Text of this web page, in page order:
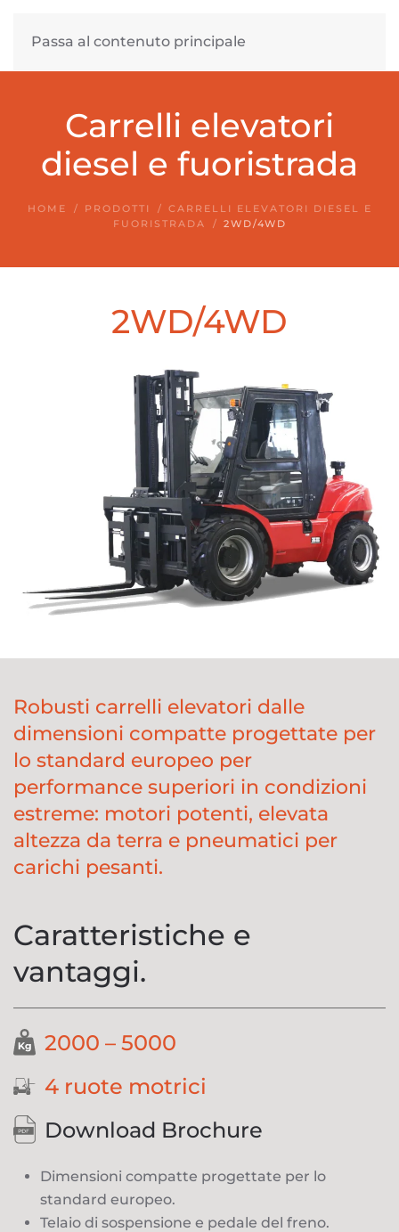
Passa al contenuto principale
Carrelli elevatori
diesel e fuoristrada
HOME PRODOTTI
CARRELLI ELEVATORI DIESEL E
FUORISTRADA
2WD/4WD
2WD/4WD
Robusti carrelli elevatori dalle
dimensioni compatte progettate per
lo standard europeo per
performance superiori in condizioni
estreme: motori potenti, elevata
altezza da terra e pneumatici per
carichi pesanti.
Caratteristiche e
vantaggi.
2000 – 5000
4 ruote motrici
Download Brochure
Dimensioni compatte progettate per lo
standard europeo.
Telaio di sospensione e pedale del freno.